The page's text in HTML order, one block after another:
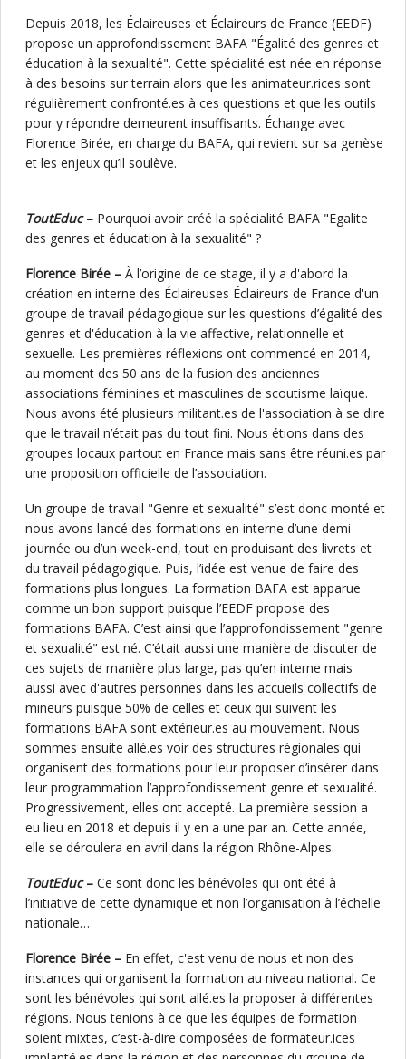
Depuis 2018, les Éclaireuses et Éclaireurs de France (EEDF)
propose un approfondissement BAFA "Égalité des genres et
éducation à la sexualité". Cette spécialité est née en réponse
à des besoins sur terrain alors que les animateur.rices sont
régulièrement confronté.es à ces questions et que les outils
pour y répondre demeurent insuffisants. Échange avec
Florence Birée, en charge du BAFA, qui revient sur sa genèse
et les enjeux qu’il soulève.
ToutEduc– Pourquoi avoir créé la spécialité BAFA "Egalite
des genres et éducation à la sexualité" ?
Florence Birée – À l’origine de ce stage, il y a d'abord la
création en interne des Éclaireuses Éclaireurs de France d'un
groupe de travail pédagogique sur les questions d’égalité des
genres et d'éducation à la vie affective, relationnelle et
sexuelle. Les premières réflexions ont commencé en 2014,
au moment des 50 ans de la fusion des anciennes
associations féminines et masculines de scoutisme laïque.
Nous avons été plusieurs militant.es de l'association à se dire
que le travail n’était pas du tout fini. Nous étions dans des
groupes locaux partout en France mais sans être réuni.es par
une proposition officielle de l’association.
Un groupe de travail "Genre et sexualité" s’est donc monté et
nous avons lancé des formations en interne d’une demi-
journée ou d’un week-end, tout en produisant des livrets et
du travail pédagogique. Puis, l’idée est venue de faire des
formations plus longues. La formation BAFA est apparue
comme un bon support puisque l’EEDF propose des
formations BAFA. C’est ainsi que l’approfondissement "genre
et sexualité" est né. C’était aussi une manière de discuter de
ces sujets de manière plus large, pas qu’en interne mais
aussi avec d'autres personnes dans les accueils collectifs de
mineurs puisque 50% de celles et ceux qui suivent les
formations BAFA sont extérieur.es au mouvement. Nous
sommes ensuite allé.es voir des structures régionales qui
organisent des formations pour leur proposer d’insérer dans
leur programmation l’approfondissement genre et sexualité.
Progressivement, elles ont accepté. La première session a
eu lieu en 2018 et depuis il y en a une par an. Cette année,
elle se déroulera en avril dans la région Rhône-Alpes.
ToutEduc– Ce sont donc les bénévoles qui ont été à
l’initiative de cette dynamique et non l’organisation à l’échelle
nationale…
Florence Birée – En effet, c'est venu de nous et non des
instances qui organisent la formation au niveau national. Ce
sont les bénévoles qui sont allé.es la proposer à différentes
régions. Nous tenions à ce que les équipes de formation
soient mixtes, c’est-à-dire composées de formateur.ices